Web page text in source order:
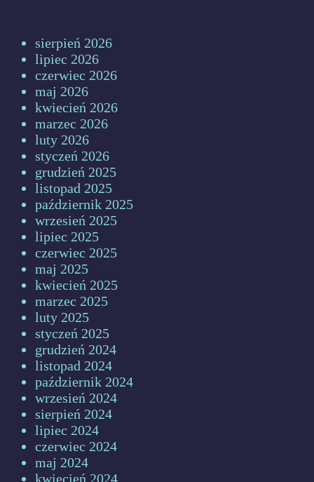
sierpień 2026
lipiec 2026
czerwiec 2026
maj 2026
kwiecień 2026
marzec 2026
luty 2026
styczeń 2026
grudzień 2025
listopad 2025
październik 2025
wrzesień 2025
lipiec 2025
czerwiec 2025
maj 2025
kwiecień 2025
marzec 2025
luty 2025
styczeń 2025
grudzień 2024
listopad 2024
październik 2024
wrzesień 2024
sierpień 2024
lipiec 2024
czerwiec 2024
maj 2024
kwiecień 2024